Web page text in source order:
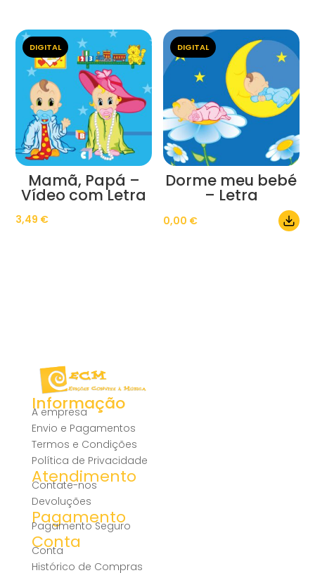
DIGITAL
Mamã, Papá –
Vídeo com Letra
3,49 €
DIGITAL
Dorme meu bebé
– Letra
0,00 €
Informação
A empresa
Envio e Pagamentos
Termos e Condições
Política de Privacidade
Atendimento
Contate-nos
Devoluções
Pagamento
Pagamento Seguro
Conta
Conta
Histórico de Compras